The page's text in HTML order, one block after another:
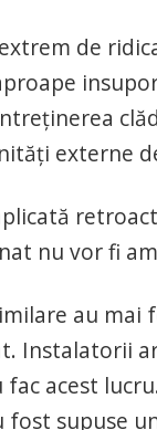
de
externe
nu vor fi
au
Instalatorii
acest
fost supuse